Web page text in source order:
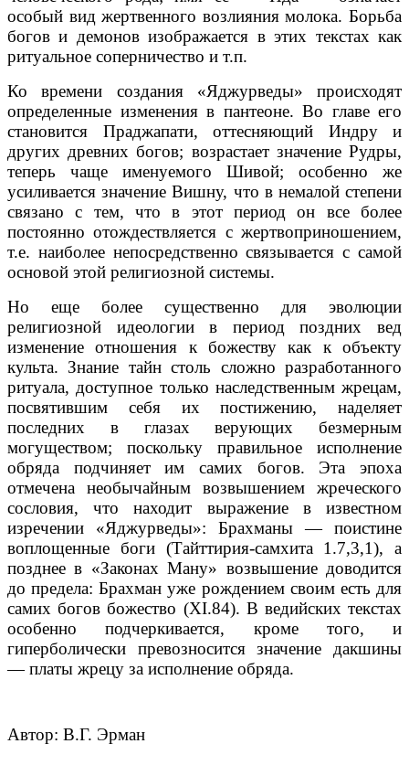
особый вид жертвенного возлияния молока. Борьба
богов и демонов изображается в этих текстах как
ритуальное соперничество и т.п.
Ко времени создания «Яджурведы» происходят
определенные изменения в пантеоне. Во главе его
становится Праджапати, оттесняющий Индру и
других древних богов; возрастает значение Рудры,
теперь чаще именуемого Шивой; особенно же
усиливается значение Вишну, что в немалой степени
связано с тем, что в этот период он все более
постоянно отождествляется с жертвоприношением,
т.е. наиболее непосредственно связывается с самой
основой этой религиозной системы.
Но еще более существенно для эволюции
религиозной идеологии в период поздних вед
изменение отношения к божеству как к объекту
культа. Знание тайн столь сложно разработанного
ритуала, доступное только наследственным жрецам,
посвятившим себя их постижению, наделяет
последних в глазах верующих безмерным
могуществом; поскольку правильное исполнение
обряда подчиняет им самих богов. Эта эпоха
отмечена необычайным возвышением жреческого
сословия, что находит выражение в известном
изречении «Яджурведы»: Брахманы — поистине
воплощенные боги (Тайттирия-самхита 1.7,3,1), а
позднее в «Законах Ману» возвышение доводится
до предела: Брахман уже рождением своим есть для
самих богов божество (XI.84). В ведийских текстах
особенно подчеркивается, кроме того, и
гиперболически превозносится значение дакшины
— платы жрецу за исполнение обряда.
Автор: В.Г. Эрман